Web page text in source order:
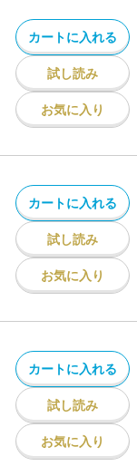
カートに入れる
試し読み
お気に入り
カートに入れる
試し読み
お気に入り
カートに入れる
試し読み
お気に入り